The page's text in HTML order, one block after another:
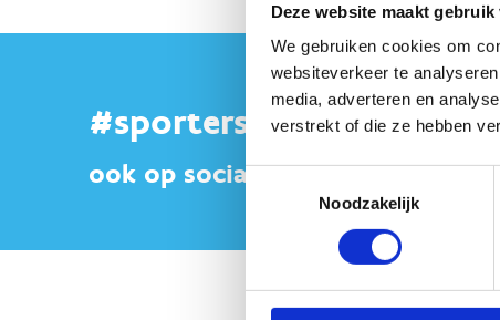
Deze website maakt
We gebruiken cookies om
websiteverkeer te
media, adverteren en
verstrekt of die ze hebben
Toestemmingsselectie
Noodzakelijk
#sportersbelevenmeer
ook op sociale media